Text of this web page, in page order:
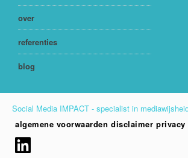
over
referenties
blog
Social Media IMPACT - specialist in
algemene voorwaarden disclaimer